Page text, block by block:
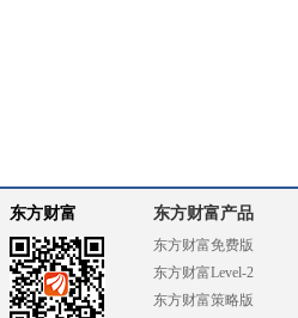
东方财富 东方财富产品
东方财富免费版
东方财富Level-2
东方财富策略版